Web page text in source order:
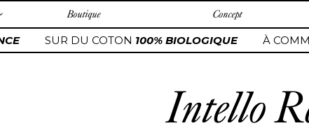
Boutique Concept
SUR DU COTON100% BIOLOGIQUE À
Intello